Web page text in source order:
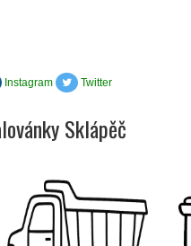
Instagram Twitter
Sklápěč